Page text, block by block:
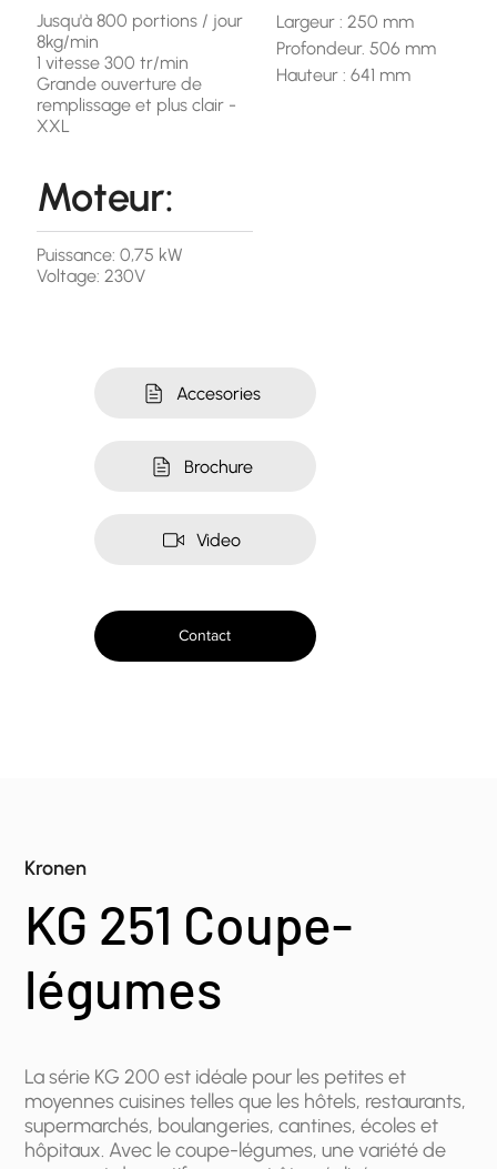
Brochure
Accesories
Video
Contact
Jusqu'à 800 portions / jour
8kg/min
1 vitesse 300 tr/min
Grande ouverture de
remplissage et plus clair -
XXL
Moteur:
Puissance: 0,75 kW
Voltage: 230V
Largeur : 250 mm
Profondeur. 506 mm
Hauteur : 641 mm
Kronen
KG 251 Coupe-
légumes
La série KG 200 est idéale pour les petites et
moyennes cuisines telles que les hôtels, restaurants,
supermarchés, boulangeries, cantines, écoles et
hôpitaux. Avec le coupe-légumes, une variété de